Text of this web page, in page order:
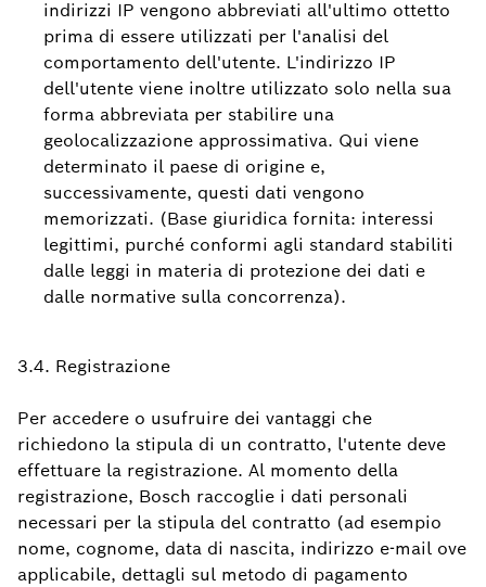
indirizzi IP vengono abbreviati all'ultimo ottetto
prima di essere utilizzati per l'analisi del
comportamento dell'utente. L'indirizzo IP
dell'utente viene inoltre utilizzato solo nella sua
forma abbreviata per stabilire una
geolocalizzazione approssimativa. Qui viene
determinato il paese di origine e,
successivamente, questi dati vengono
memorizzati. (Base giuridica fornita: interessi
legittimi, purché conformi agli standard stabiliti
dalle leggi in materia di protezione dei dati e
dalle normative sulla concorrenza).
3.4. Registrazione
Per accedere o usufruire dei vantaggi che
richiedono la stipula di un contratto, l'utente deve
effettuare la registrazione. Al momento della
registrazione, Bosch raccoglie i dati personali
necessari per la stipula del contratto (ad esempio
nome, cognome, data di nascita, indirizzo e-mail ove
applicabile, dettagli sul metodo di pagamento